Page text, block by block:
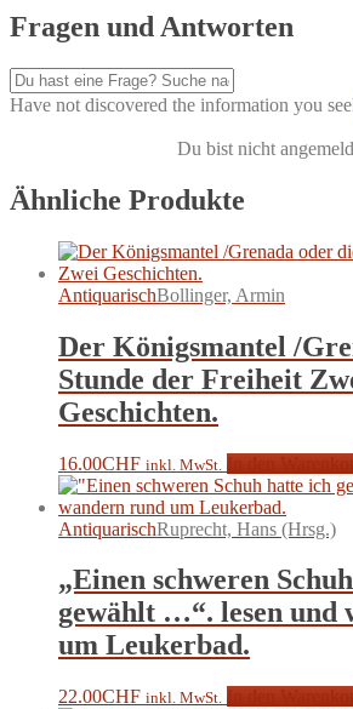
Fragen und Antworten
Have not discovered the information you
Du bist nicht
Ähnliche Produkte
AntiquarischBollinger, Armin
Der Königsmantel /
Stunde der Freiheit
Geschichten.
16.00CHF inkl. MwSt.
AntiquarischRuprecht, Hans (Hrsg.)
„Einen schweren
gewählt …“. lesen und
um Leukerbad.
22.00CHF inkl. MwSt.